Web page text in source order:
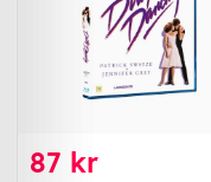
87 kr